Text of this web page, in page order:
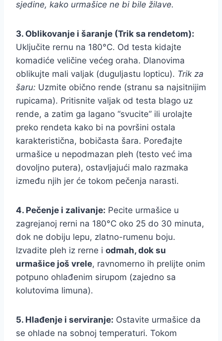
sjedine, kako urmašice ne bi bile žilave.
3. Oblikovanje i šaranje (Trik sa rendetom):
Uključite rernu na 180°C. Od testa kidajte
komadiće veličine većeg oraha. Dlanovima
oblikujte mali valjak (duguljastu lopticu). Trik za
šaru: Uzmite obično rende (stranu sa najsitnijim
rupicama). Pritisnite valjak od testa blago uz
rende, a zatim ga lagano “svucite” ili urolajte
preko rendeta kako bi na površini ostala
karakteristična, bobičasta šara. Poređajte
urmašice u nepodmazan pleh (testo već ima
dovoljno putera), ostavljajući malo razmaka
između njih jer će tokom pečenja narasti.
4. Pečenje i zalivanje: Pecite urmašice u
zagrejanoj rerni na 180°C oko 25 do 30 minuta,
dok ne dobiju lepu, zlatno-rumenu boju.
Izvadite pleh iz rerne i odmah, dok su
urmašice još vrele, ravnomerno ih prelijte onim
potpuno ohlađenim sirupom (zajedno sa
kolutovima limuna).
5. Hlađenje i serviranje: Ostavite urmašice da
se ohlade na sobnoj temperaturi. Tokom